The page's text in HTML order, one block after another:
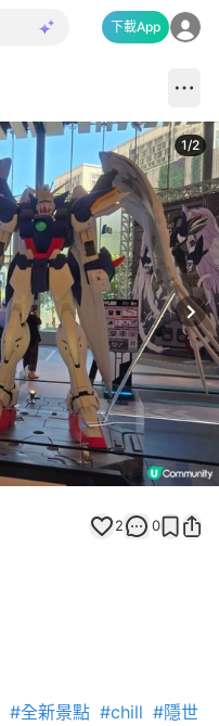
下載App
1/2
2 0
#全新景點 #chill #隱世